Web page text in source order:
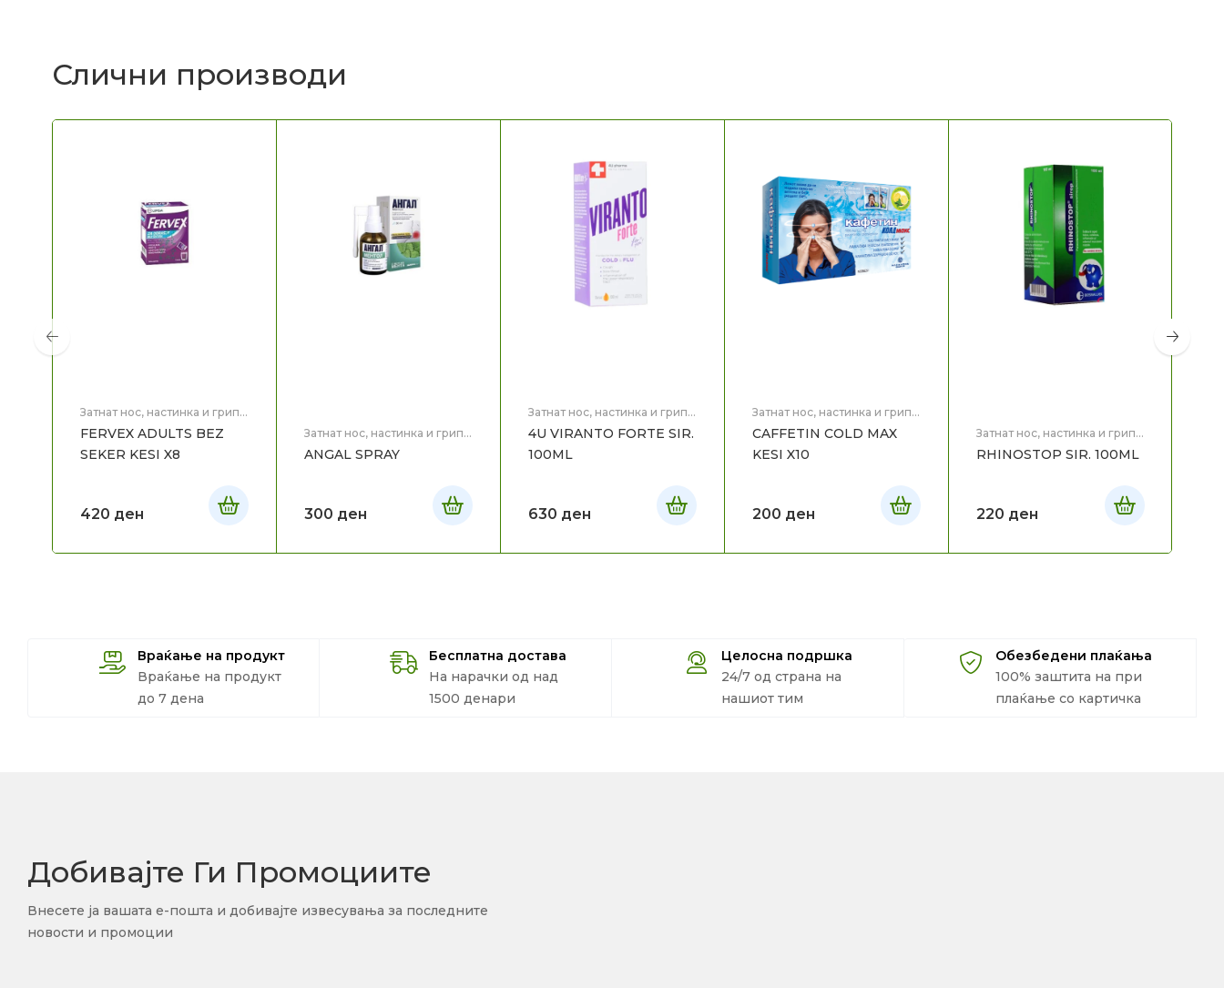
Слични производи
Затнат нос, настинка и грип,
FERVEX ADULTS BEZ
SEKER KESI X8
420 ден
Затнат нос, настинка и грип,
ANGAL SPRAY
300 ден
Затнат нос, настинка и грип,
4U VIRANTO FORTE SIR.
100ML
630 ден
Затнат нос, настинка и грип,
CAFFETIN COLD MAX
KESI X10
200 ден
Затнат нос, настинка и грип,
RHINOSTOP SIR. 100ML
220 ден
Враќање на продукт
Враќање на продукт
до 7 дена
Бесплатна достава
На нарачки од над
1500 денари
Целосна подршка
24/7 од страна на
нашиот тим
Обезбедени плаќања
100% заштита на при
плаќање со картичка
Добивајте Ги Промоциите
Внесете ја вашата е-пошта и добивајте извесувања за последните
новости и промоции